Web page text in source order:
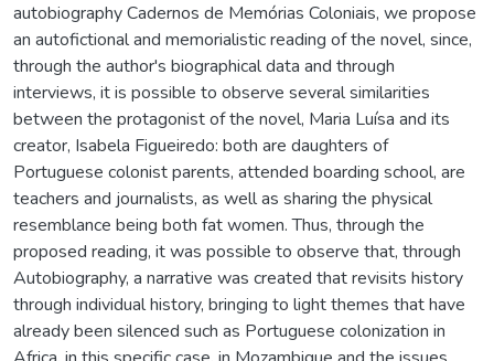
autobiography Cadernos de Memórias Coloniais, we propose
an autofictional and memorialistic reading of the novel, since,
through the author's biographical data and through
interviews, it is possible to observe several similarities
between the protagonist of the novel, Maria Luísa and its
creator, Isabela Figueiredo: both are daughters of
Portuguese colonist parents, attended boarding school, are
teachers and journalists, as well as sharing the physical
resemblance being both fat women. Thus, through the
proposed reading, it was possible to observe that, through
Autobiography, a narrative was created that revisits history
through individual history, bringing to light themes that have
already been silenced such as Portuguese colonization in